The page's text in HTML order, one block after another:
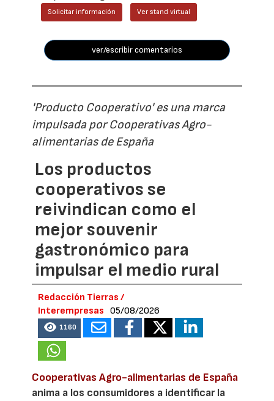
Solicitar información Ver stand virtual
ver/escribir comentarios
'Producto Cooperativo' es una marca
impulsada por Cooperativas Agro-
alimentarias de España
Los productos
cooperativos se
reivindican como el
mejor souvenir
gastronómico para
impulsar el medio rural
Redacción Tierras /
Interempresas
05/08/2026
1160
Cooperativas Agro-alimentarias de España
anima a los consumidores a identificar la